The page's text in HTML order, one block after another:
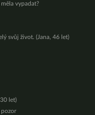
vypadat?
svůj život. (Jana, 46 let)
let)
pozor